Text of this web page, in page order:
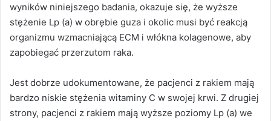
wyników niniejszego badania, okazuje się, że wyższe
stężenie Lp (a) w obrębie guza i okolic musi być reakcją
organizmu wzmacniającą ECM i włókna kolagenowe, aby
zapobiegać przerzutom raka.
Jest dobrze udokumentowane, że pacjenci z rakiem mają
bardzo niskie stężenia witaminy C w swojej krwi. Z drugiej
strony, pacjenci z rakiem mają wyższe poziomy Lp (a) we